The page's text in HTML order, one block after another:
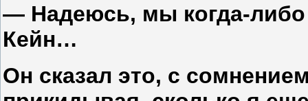
— Надеюсь, мы когда-
Кейн…
Он сказал это, с